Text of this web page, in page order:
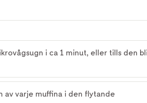
i ca 1 minut, eller tills den
av varje muffina i den flytande